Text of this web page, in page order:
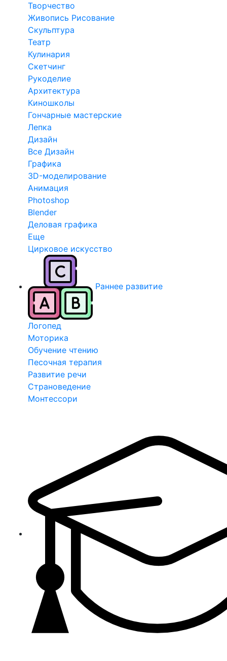
Творчество
Живопись Рисование
Скульптура
Театр
Кулинария
Скетчинг
Рукоделие
Архитектура
Киношколы
Гончарные мастерские
Лепка
Дизайн
Все Дизайн
Графика
3D-моделирование
Анимация
Photoshop
Blender
Деловая графика
Еще
Цирковое искусство
Раннее развитие
Логопед
Моторика
Обучение чтению
Песочная терапия
Развитие речи
Страноведение
Монтессори